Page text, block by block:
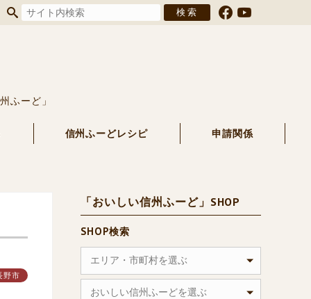
ふーど」
信州ふーどレシピ 申請関係
野市
「おいしい信州ふーど」SHOP
SHOP検索
エリア・市町村を選ぶ
おいしい信州ふーどを選ぶ